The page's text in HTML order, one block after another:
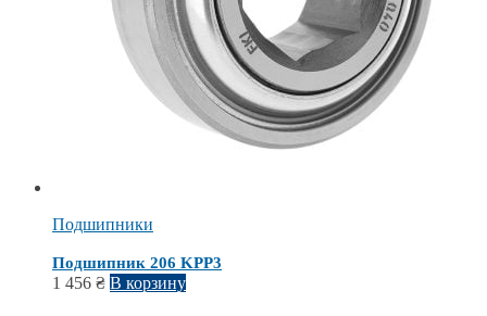
Подшипники
Подшипник 206 KPP3
1 456 ₴ В корзину